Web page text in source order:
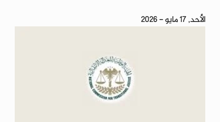
الأحد, 17 مايو - 2026